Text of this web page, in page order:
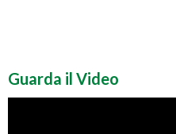
Guarda il Video